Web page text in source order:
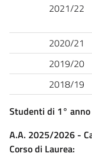
2021/22
2020/21
2019/20
2018/19
Studenti di 1°
A.A. 2025/2026 -
Corso di Laurea: